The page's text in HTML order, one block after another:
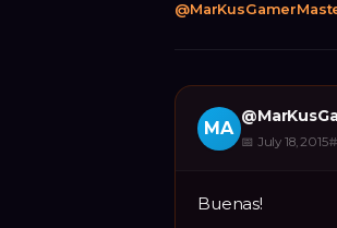
@
MA
@
📅 July 18, 2015#
Buenas!